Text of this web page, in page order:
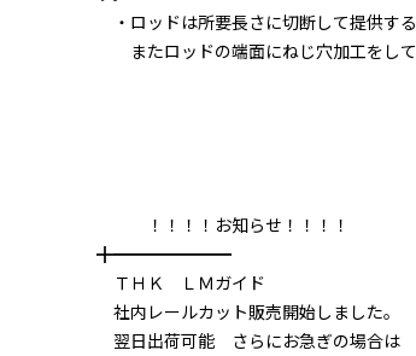
・ロッドは所要長さに切断して提供する
またロッドの端面にねじ穴加工をして
！！！！お知らせ！！！！
╋━━━━━━━
ＴＨＫ ＬＭガイド
社内レールカット販売開始しました。
翌日出荷可能 さらにお急ぎの場合は